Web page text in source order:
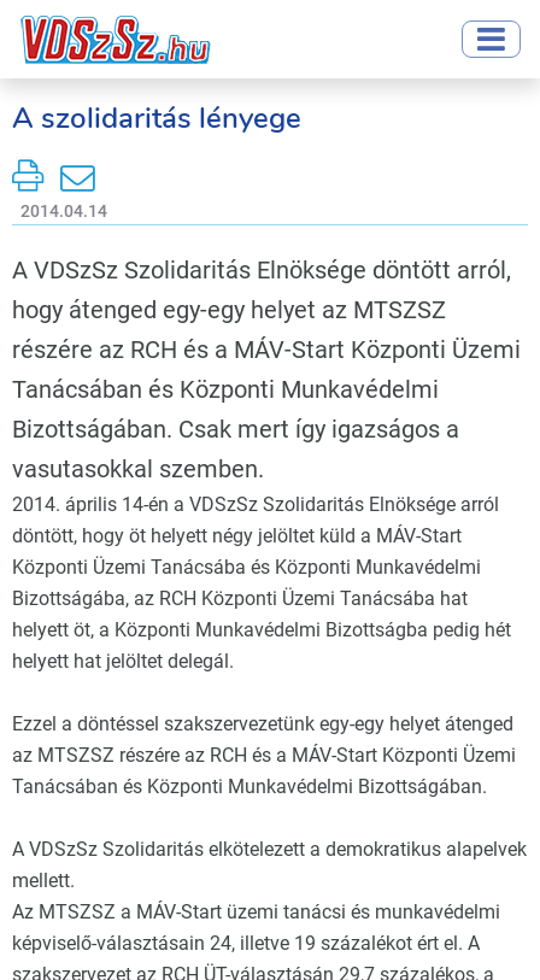
A szolidaritás lényege
2014.04.14
A VDSzSz Szolidaritás Elnöksége döntött arról,
hogy átenged egy-egy helyet az MTSZSZ
részére az RCH és a MÁV-Start Központi Üzemi
Tanácsában és Központi Munkavédelmi
Bizottságában. Csak mert így igazságos a
vasutasokkal szemben.
2014. április 14-én a VDSzSz Szolidaritás Elnöksége arról
döntött, hogy öt helyett négy jelöltet küld a MÁV-Start
Központi Üzemi Tanácsába és Központi Munkavédelmi
Bizottságába, az RCH Központi Üzemi Tanácsába hat
helyett öt, a Központi Munkavédelmi Bizottságba pedig hét
helyett hat jelöltet delegál.
Ezzel a döntéssel szakszervezetünk egy-egy helyet átenged
az MTSZSZ részére az RCH és a MÁV-Start Központi Üzemi
Tanácsában és Központi Munkavédelmi Bizottságában.
A VDSzSz Szolidaritás elkötelezett a demokratikus alapelvek
mellett.
Az MTSZSZ a MÁV-Start üzemi tanácsi és munkavédelmi
képviselő-választásain 24, illetve 19 százalékot ért el. A
szakszervezet az RCH ÜT-választásán 29,7 százalékos, a